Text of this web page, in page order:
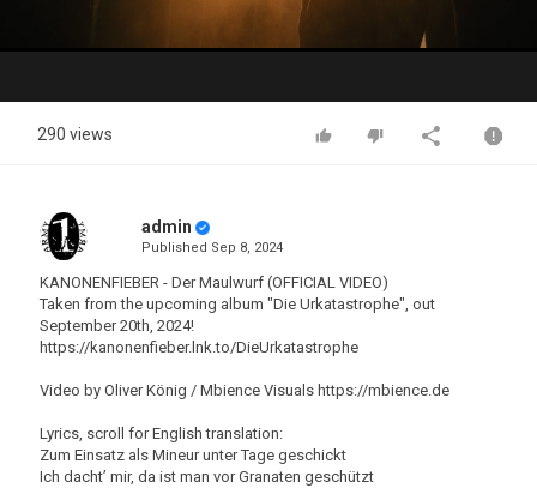
Video
290 views
admin
Published Sep 8, 2024
KANONENFIEBER - Der Maulwurf (OFFICIAL VIDEO)
Taken from the upcoming album "Die Urkatastrophe", out
September 20th, 2024!
https://kanonenfieber.lnk.to/DieUrkatastrophe
Video by Oliver König / Mbience Visuals https://mbience.de
Lyrics, scroll for English translation:
Zum Einsatz als Mineur unter Tage geschickt
Ich dacht’ mir, da ist man vor Granaten geschützt